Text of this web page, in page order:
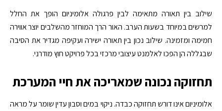
שילוב בין תאורה מתאימה לבין פרגולה אלומיניום הופך את החלל
למרשים במיוחד בשעות הערב. האור הרך המוחזר מהשלבים יוצר אווירה
חמימה ומזמינה. שילוב נכון בין תאורה ישירה ועקיפה מגדיר את הסיבה
שבגללה הן הפכו לאלמנט עיצובי מרכזי בכל פרויקט חוץ מודרני.
תחזוקה נכונה שמאריכה את חיי המערכת
אלומיניום אינו דורש תחזוקה כבדה. ניקוי במים וסבון עדין שומר על מראה